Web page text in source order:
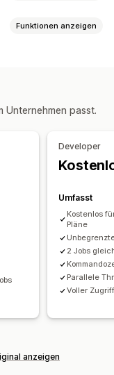
Funktionen anzeigen
Dateien
CSV
Unternehmen passt.
Developer
Umfasst
Kostenlos
Pläne
2 Jobs
Parallele
Voller
anzeigen